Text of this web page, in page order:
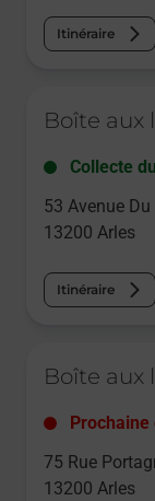
Itinéraire
Boîte aux
Collecte
53 Avenue
13200 Arles
Itinéraire
Boîte aux
75 Rue
13200 Arles